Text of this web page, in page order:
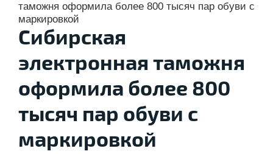
таможня оформила более 800 тысяч пар обуви с
маркировкой
Сибирская
электронная таможня
оформила более 800
тысяч пар обуви с
маркировкой